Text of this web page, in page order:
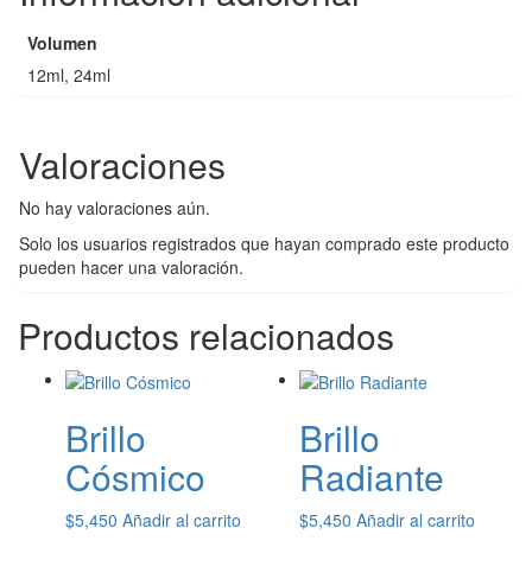
Volumen
12ml, 24ml
Valoraciones
No hay valoraciones aún.
Solo los usuarios registrados que hayan comprado este producto
pueden hacer una valoración.
Productos relacionados
Brillo
Cósmico
$5,450 Añadir al carrito
Brillo
Radiante
$5,450 Añadir al carrito